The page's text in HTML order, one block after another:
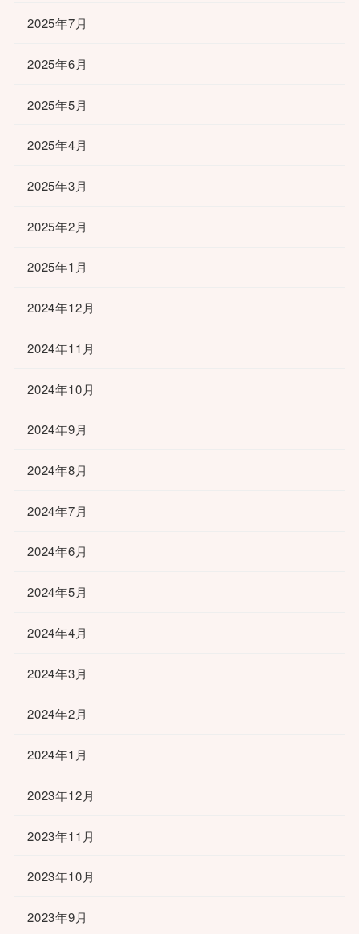
2025年7月
2025年6月
2025年5月
2025年4月
2025年3月
2025年2月
2025年1月
2024年12月
2024年11月
2024年10月
2024年9月
2024年8月
2024年7月
2024年6月
2024年5月
2024年4月
2024年3月
2024年2月
2024年1月
2023年12月
2023年11月
2023年10月
2023年9月